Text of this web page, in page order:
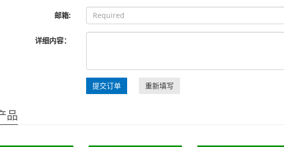
邮箱:
详细内容：
提交订单 重新填写
品